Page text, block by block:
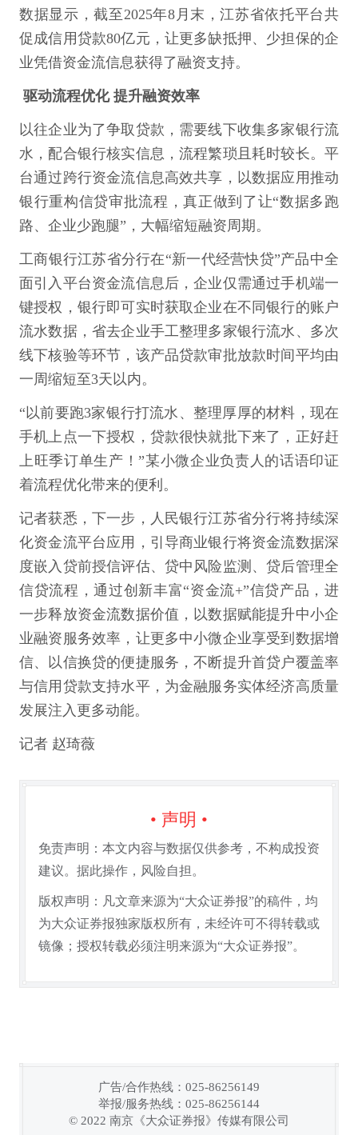
数据显示，截至2025年8月末，江苏省依托平台共
促成信用贷款80亿元，让更多缺抵押、少担保的企
业凭借资金流信息获得了融资支持。
驱动流程优化 提升融资效率
以往企业为了争取贷款，需要线下收集多家银行流
水，配合银行核实信息，流程繁琐且耗时较长。平
台通过跨行资金流信息高效共享，以数据应用推动
银行重构信贷审批流程，真正做到了让“数据多跑
路、企业少跑腿”，大幅缩短融资周期。
工商银行江苏省分行在“新一代经营快贷”产品中全
面引入平台资金流信息后，企业仅需通过手机端一
键授权，银行即可实时获取企业在不同银行的账户
流水数据，省去企业手工整理多家银行流水、多次
线下核验等环节，该产品贷款审批放款时间平均由
一周缩短至3天以内。
“以前要跑3家银行打流水、整理厚厚的材料，现在
手机上点一下授权，贷款很快就批下来了，正好赶
上旺季订单生产！”某小微企业负责人的话语印证
着流程优化带来的便利。
记者获悉，下一步，人民银行江苏省分行将持续深
化资金流平台应用，引导商业银行将资金流数据深
度嵌入贷前授信评估、贷中风险监测、贷后管理全
信贷流程，通过创新丰富“资金流+”信贷产品，进
一步释放资金流数据价值，以数据赋能提升中小企
业融资服务效率，让更多中小微企业享受到数据增
信、以信换贷的便捷服务，不断提升首贷户覆盖率
与信用贷款支持水平，为金融服务实体经济高质量
发展注入更多动能。
记者 赵琦薇
• 声明 •
免责声明：本文内容与数据仅供参考，不构成投资
建议。据此操作，风险自担。
版权声明：凡文章来源为“大众证券报”的稿件，均
为大众证券报独家版权所有，未经许可不得转载或
镜像；授权转载必须注明来源为“大众证券报”。
广告/合作热线：025-86256149
举报/服务热线：025-86256144
© 2022 南京《大众证券报》传媒有限公司
链接复制成功！